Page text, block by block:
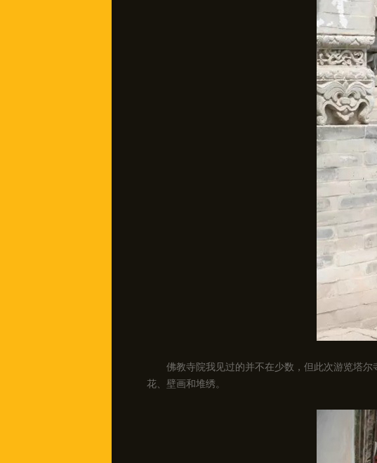
佛教寺院我见过的并不在少数，但此次游览塔
花、壁画和堆绣。